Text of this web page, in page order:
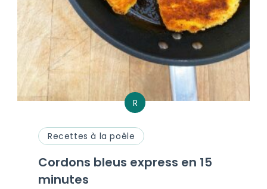
R
Recettes à la poêle
Cordons bleus express en 15
minutes